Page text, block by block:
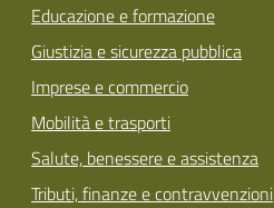
Educazione e formazione
Giustizia e sicurezza pubblica
Imprese e commercio
Mobilità e trasporti
Salute, benessere e assistenza
Tributi, finanze e contravvenzioni